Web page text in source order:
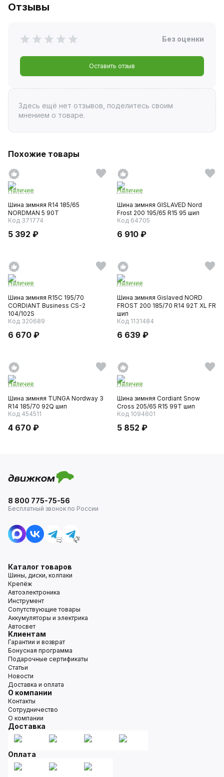
Отзывы
Без оценки
Оставить отзыв
Здесь ещё нет отзывов, поделитесь своим
мнением о товаре.
Похожие товары
Наличие
Шина зимняя R14 185/65
NORDMAN 5 90T
Код 371774
5 392 ₽
Наличие
Шина зимняя GISLAVED Nord
Frost 200 195/65 R15 95 шип
Код 64705
6 910 ₽
Наличие
Шина зимняя R15C 195/70
CORDIANT Business CS-2
104/102S
Код 320689
6 670 ₽
Наличие
Шина зимняя Gislaved NORD
FROST 200 185/70 R14 92T XL FR
шип
Код 1131484
6 639 ₽
Наличие
Шина зимняя TUNGA Nordway 3
R14 185/70 92Q шип
Код 454511
4 670 ₽
Наличие
Шина зимняя Cordiant Snow
Cross 205/65 R15 99T шип
Код 1094601
5 852 ₽
8 800 775-75-56
Бесплатный звонок по России
Каталог товаров
Шины, диски, колпаки
Крепёж
Автоэлектроника
Инструмент
Сопутствующие товары
Аккумуляторы и электрика
Автосвет
Клиентам
Гарантии и возврат
Бонусная программа
Подарочные сертификаты
Статьи
Новости
Доставка и оплата
О компании
Контакты
Сотрудничество
О компании
Доставка
Оплата